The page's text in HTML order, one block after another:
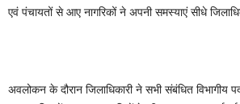
एवं पंचायतों से आए नागरिकों ने अपनी समस्याएं सीधे
अवलोकन के दौरान जिलाधिकारी ने सभी संबंधित विभागीय